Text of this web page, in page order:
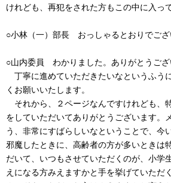
けれども、再犯をされた方もこの中に入っ
○小林（一）部長 おっしゃるとおりでござ
○山内委員 わかりました。ありがとうござ
丁寧に進めていただきたいなというふう
くお願いいたします。
それから、２ページなんですけれども、
をしていただいてありがとうございます。
う、非常にすばらしいなということで、今
邪魔したときに、高齢者の方が多いときは
だいて、いつもさせていただくのが、小学
えになる方みえますかと手を挙げていただ